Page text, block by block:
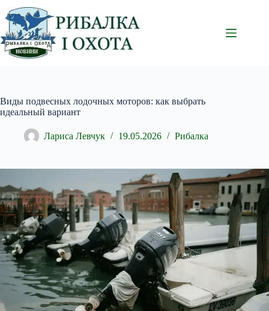
Перейти
до
вмісту
Виды подвесных лодочных моторов: как выбрать
идеальный вариант
Лариса Левчук 19.05.2026 Рибалка